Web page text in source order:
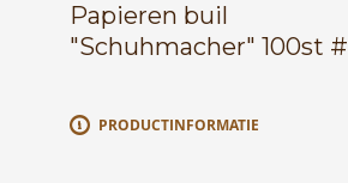
Papieren buil
"Schuhmacher" 100st #
PRODUCTINFORMATIE